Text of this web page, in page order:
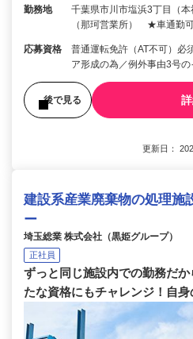
勤務地
千葉県市川市塩浜3丁目（
（那珂営業所） ★車通勤
応募資格
普通運転免許（AT不可）必
ア形成の為／例外事由3号
後で見る
更新日：
建設系産業廃棄物の処理施
ー
埼玉総業 株式会社（黒姫グループ）
正社員
ずっと同じ施設内での勤務だ
たな資格にもチャレンジ！自身